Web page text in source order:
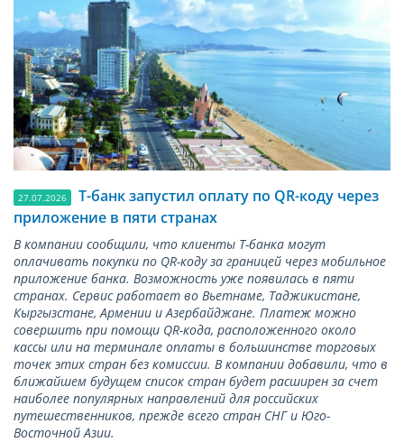
27.07.2026
Т-банк запустил оплату по QR-коду через
приложение в пяти странах
В компании сообщили, что клиенты Т-банка могут
оплачивать покупки по QR-коду за границей через мобильное
приложение банка. Возможность уже появилась в пяти
странах. Сервис работает во Вьетнаме, Таджикистане,
Кыргызстане, Армении и Азербайджане. Платеж можно
совершить при помощи QR-кода, расположенного около
кассы или на терминале оплаты в большинстве торговых
точек этих стран без комиссии. В компании добавили, что в
ближайшем будущем список стран будет расширен за счет
наиболее популярных направлений для российских
путешественников, прежде всего стран СНГ и Юго-
Восточной Азии.